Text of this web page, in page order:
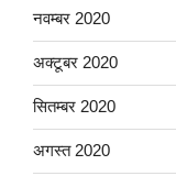
नवम्बर 2020
अक्टूबर 2020
सितम्बर 2020
अगस्त 2020